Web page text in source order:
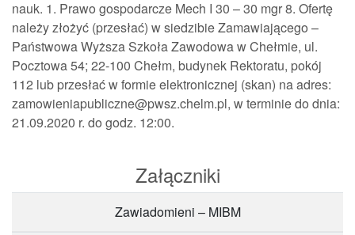
nauk. 1. Prawo gospodarcze Mech I 30 – 30 mgr 8. Ofertę
należy złożyć (przesłać) w siedzibie Zamawiającego –
Państwowa Wyższa Szkoła Zawodowa w Chełmie, ul.
Pocztowa 54; 22-100 Chełm, budynek Rektoratu, pokój
112 lub przesłać w formie elektronicznej (skan) na adres:
zamowieniapubliczne@pwsz.chelm.pl, w terminie do dnia:
21.09.2020 r. do godz. 12:00.
Załączniki
Zawiadomieni – MIBM